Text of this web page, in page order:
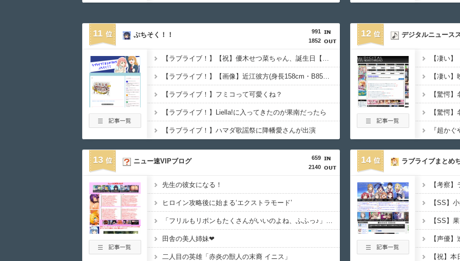
08月08日 00:34 スーパーの裏でヤニ吸うふたりとかいうアニメ、面白い
08月08日 00:25 【悲報】女子アナ「男と話してる時、胸見てるのすぐわかる」←これマジ？ｗｗｗｗ
08月08日 00:07 『これ描いて死ね』6話感想 初コミティア完売おめでとう！
08月08日 00:05 【悲報】「HUNTER×HUNTER」のビヨンド=ネテロさん、何か思ってた奴と違う・・・
08月08日 00:05
08月08日 00:02 無双するガンダムって意外といないよね
11
991
1852
ぷちそく！！
【ラブライブ！】【祝】優木せつ菜ちゃん、誕生日【虹ヶ咲】
【ラブライブ！】【画像】近江彼方(身長158cm・B85・W60・H86)←これ
【ラブライブ！】フミコって可愛くね？
【ラブライブ！】Liella!に入ってきたのが果南だったら
【ラブライブ！】ハマダ歌謡祭に降幡愛さんが出演
12 デジタルニュース
13
659
2140
ニュー速VIPブログ
先生の彼女になる！
ヒロイン攻略後に始まる‘エクストラモード’
「フリルもリボンもたくさんがいいのよね、ふふっ♪」対魔忍RPG・新イベント『バニーとヨミハラクライシス』
田舎の美人姉妹❤
二人目の英雄「赤炎の獣人の末裔 イニス」
14 ラブライブまとめ
【声優